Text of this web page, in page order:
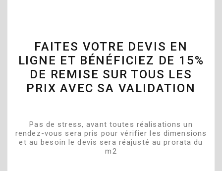
FAITES VOTRE DEVIS EN
LIGNE ET BÉNÉFICIEZ DE 15%
DE REMISE SUR TOUS LES
PRIX AVEC SA VALIDATION
Pas de stress, avant toutes réalisations un
rendez-vous sera pris pour vérifier les dimensions
et au besoin le devis sera réajusté au prorata du
m2